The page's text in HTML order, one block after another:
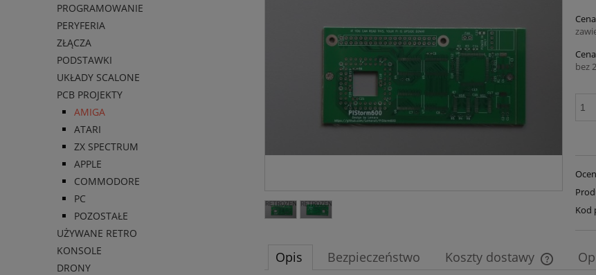
PROGRAMOWANIE
PERYFERIA
ZŁĄCZA
PODSTAWKI
UKŁADY SCALONE
PCB PROJEKTY
AMIGA
ATARI
ZX SPECTRUM
APPLE
COMMODORE
PC
POZOSTAŁE
UŻYWANE RETRO
KONSOLE
DRONY
bez
Kod
Opis Bezpieczeństwo Koszty dostawy